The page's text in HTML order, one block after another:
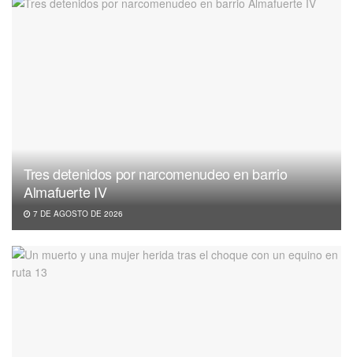
Tres detenidos por narcomenudeo en barrio
Almafuerte IV
7 DE AGOSTO DE 2026